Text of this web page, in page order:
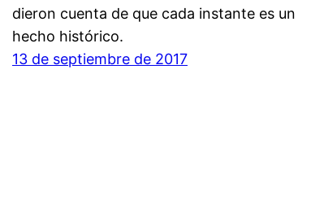
dieron cuenta de que cada instante es un
hecho histórico.
13 de septiembre de 2017